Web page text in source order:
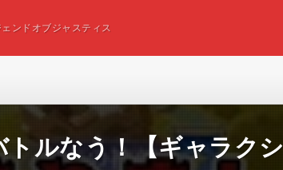
ンドオブジャスティス
トルなう！【ギャラクシ